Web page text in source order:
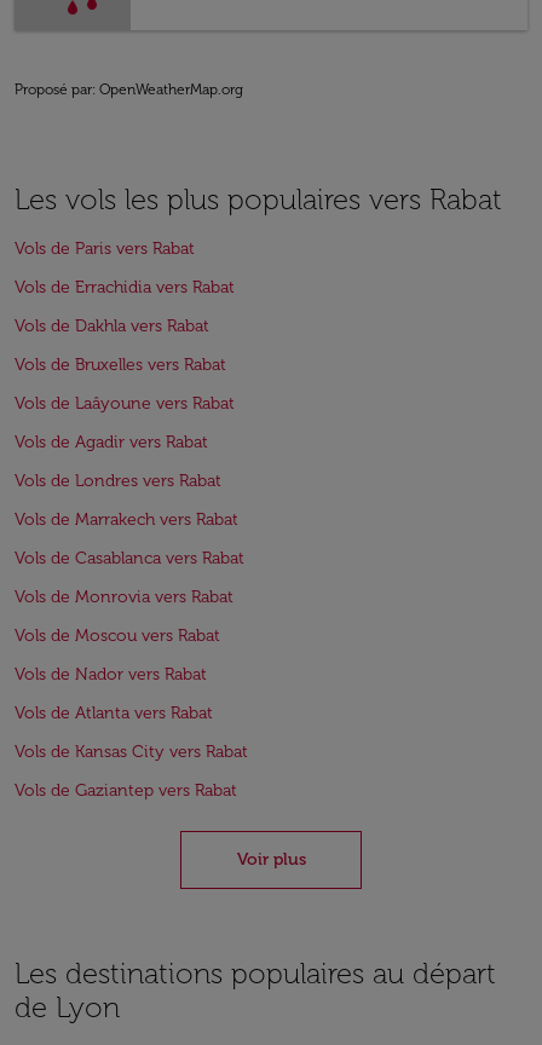
Proposé par: OpenWeatherMap.org
Les vols les plus populaires vers Rabat
Vols de Paris vers Rabat
Vols de Errachidia vers Rabat
Vols de Dakhla vers Rabat
Vols de Bruxelles vers Rabat
Vols de Laâyoune vers Rabat
Vols de Agadir vers Rabat
Vols de Londres vers Rabat
Vols de Marrakech vers Rabat
Vols de Casablanca vers Rabat
Vols de Monrovia vers Rabat
Vols de Moscou vers Rabat
Vols de Nador vers Rabat
Vols de Atlanta vers Rabat
Vols de Kansas City vers Rabat
Vols de Gaziantep vers Rabat
Voir plus
Les destinations populaires au départ
de Lyon